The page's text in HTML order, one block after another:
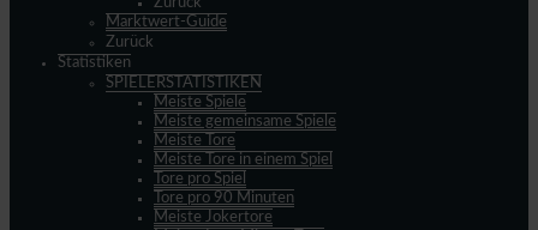
Zurück
Marktwert-Guide
Zurück
Statistiken
SPIELERSTATISTIKEN
Meiste Spiele
Meiste gemeinsame Spiele
Meiste Tore
Meiste Tore in einem Spiel
Tore pro Spiel
Tore pro 90 Minuten
Meiste Jokertore